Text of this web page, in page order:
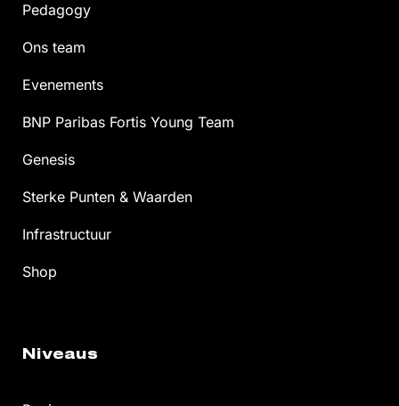
Pedagogy
Ons team
Evenements
BNP Paribas Fortis Young Team
Genesis
Sterke Punten & Waarden
Infrastructuur
Shop
Niveaus